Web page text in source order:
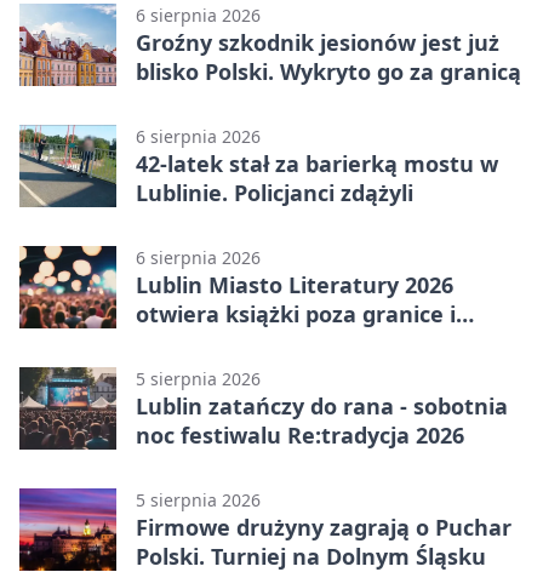
6 sierpnia 2026
Groźny szkodnik jesionów jest już
blisko Polski. Wykryto go za granicą
6 sierpnia 2026
42-latek stał za barierką mostu w
Lublinie. Policjanci zdążyli
6 sierpnia 2026
Lublin Miasto Literatury 2026
otwiera książki poza granice i
5 sierpnia 2026
Lublin zatańczy do rana - sobotnia
noc festiwalu Re:tradycja 2026
5 sierpnia 2026
Firmowe drużyny zagrają o Puchar
Polski. Turniej na Dolnym Śląsku